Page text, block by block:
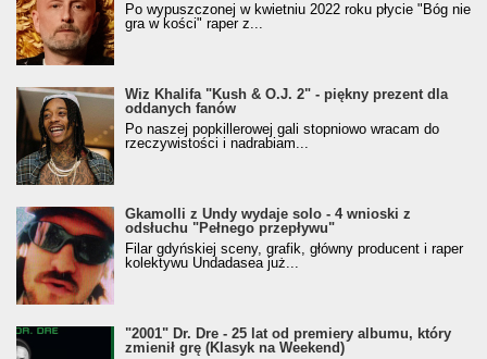
Po wypuszczonej w kwietniu 2022 roku płycie "Bóg nie
gra w kości" raper z...
Wiz Khalifa "Kush & O.J. 2" - piękny prezent dla
oddanych fanów
Po naszej popkillerowej gali stopniowo wracam do
rzeczywistości i nadrabiam...
Gkamolli z Undy wydaje solo - 4 wnioski z
odsłuchu "Pełnego przepływu"
Filar gdyńskiej sceny, grafik, główny producent i raper
kolektywu Undadasea już...
"2001" Dr. Dre - 25 lat od premiery albumu, który
zmienił grę (Klasyk na Weekend)